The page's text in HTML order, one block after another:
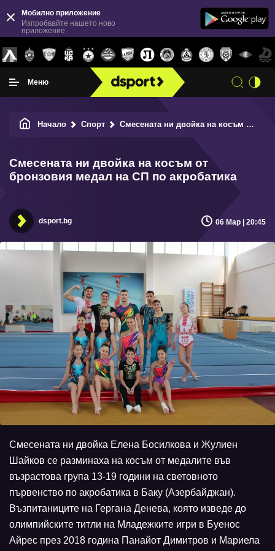
Мобилно приложение
Изпробвайте нашето ново
приложение
Меню
Начало Спорт Смесената ни двойка на косъм от бронзовия медал на СП по акробатика
Смесената ни двойка на косъм от
бронзовия медал на СП по акробатика
dsport.bg 06 Мар | 20:45
Смесената ни двойка Елена Босилкова и Жулиен
Шайков се разминаха на косъм от медалите във
възрастова група 13-19 години на световното
първенство по акробатика в Баку (Азербайджан).
Възпитаниците на Гергана Денева, която изведе до
олимпийските титли на Младежките игри в Буенос
Айрес през 2018 година Панайот Димитров и Мариела